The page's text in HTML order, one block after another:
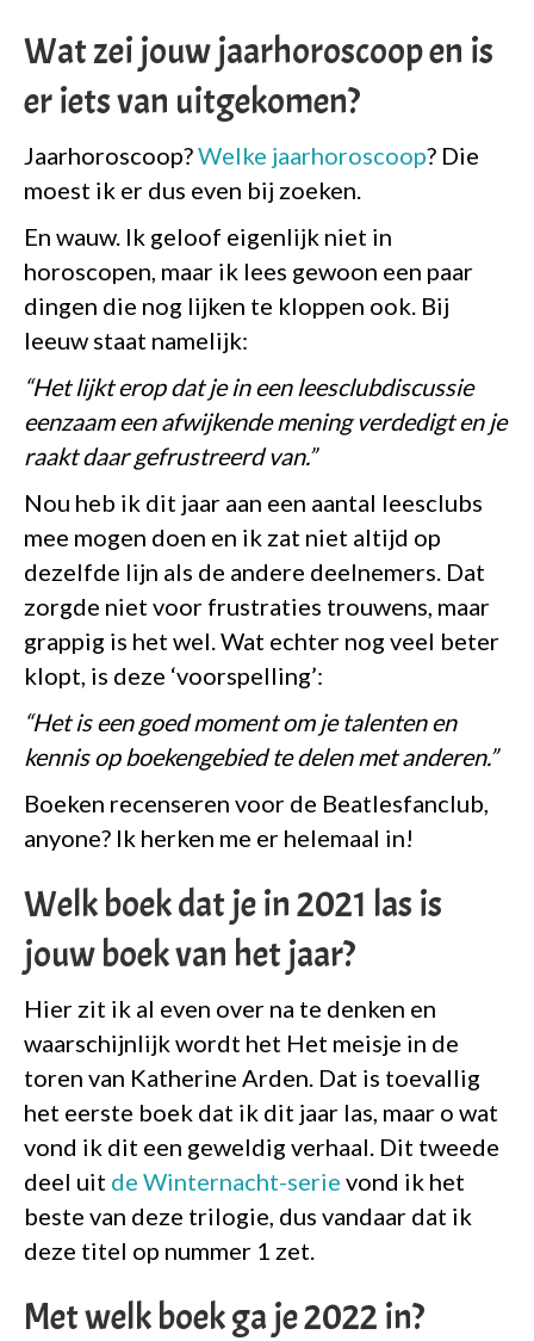
Wat zei jouw jaarhoroscoop en is
er iets van uitgekomen?
Jaarhoroscoop?Welke jaarhoroscoop? Die
moest ik er dus even bij zoeken.
En wauw. Ik geloof eigenlijk niet in
horoscopen, maar ik lees gewoon een paar
dingen die nog lijken te kloppen ook. Bij
leeuw staat namelijk:
“Het lijkt erop dat je in een leesclubdiscussie
eenzaam een afwijkende mening verdedigt en je
raakt daar gefrustreerd van.”
Nou heb ik dit jaar aan een aantal leesclubs
mee mogen doen en ik zat niet altijd op
dezelfde lijn als de andere deelnemers. Dat
zorgde niet voor frustraties trouwens, maar
grappig is het wel. Wat echter nog veel beter
klopt, is deze ‘voorspelling’:
“Het is een goed moment om je talenten en
kennis op boekengebied te delen met anderen.”
Boeken recenseren voor de Beatlesfanclub,
anyone? Ik herken me er helemaal in!
Welk boek dat je in 2021 las is
jouw boek van het jaar?
Hier zit ik al even over na te denken en
waarschijnlijk wordt het Het meisje in de
toren van Katherine Arden. Dat is toevallig
het eerste boek dat ik dit jaar las, maar o wat
vond ik dit een geweldig verhaal. Dit tweede
deel uit de Winternacht-serie vond ik het
beste van deze trilogie, dus vandaar dat ik
deze titel op nummer 1 zet.
Met welk boek ga je 2022 in?